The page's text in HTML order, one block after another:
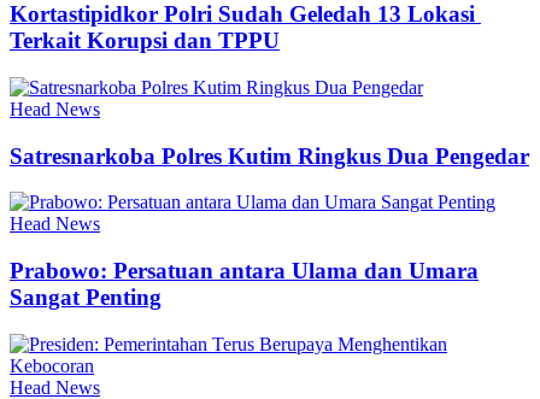
Kortastipidkor Polri Sudah Geledah 13 Lokasi
Terkait Korupsi dan TPPU
Head News
Satresnarkoba Polres Kutim Ringkus Dua Pengedar
Head News
Prabowo: Persatuan antara Ulama dan Umara
Sangat Penting
Head News